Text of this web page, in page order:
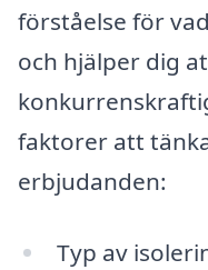
förståelse för
och hjälper dig
faktorer att
erbjudanden:
Typ av